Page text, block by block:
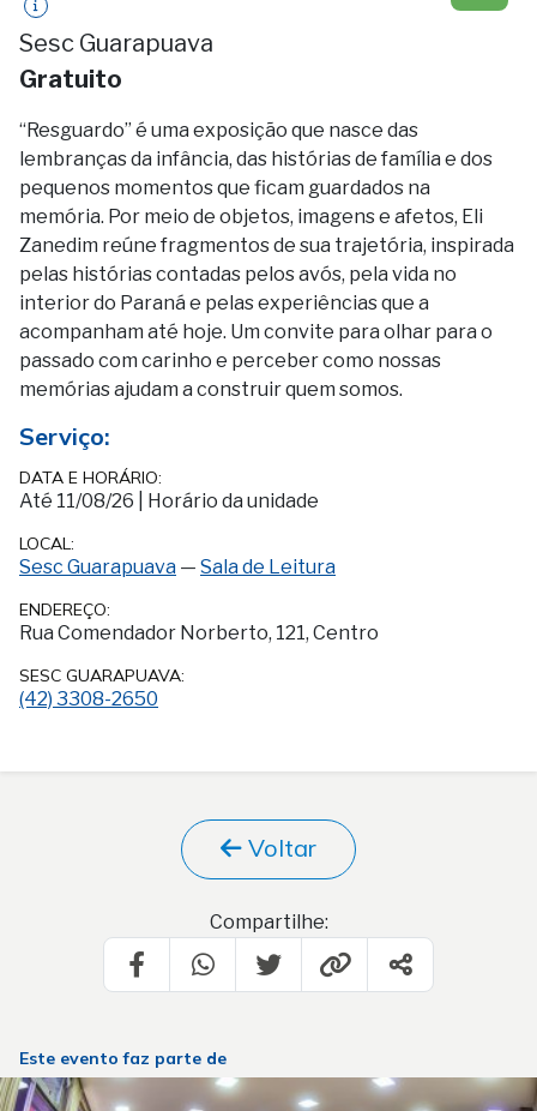
Sesc Guarapuava
Gratuito
“Resguardo” é uma exposição que nasce das
lembranças da infância, das histórias de família e dos
pequenos momentos que ficam guardados na
memória. Por meio de objetos, imagens e afetos, Eli
Zanedim reúne fragmentos de sua trajetória, inspirada
pelas histórias contadas pelos avós, pela vida no
interior do Paraná e pelas experiências que a
acompanham até hoje. Um convite para olhar para o
passado com carinho e perceber como nossas
memórias ajudam a construir quem somos.
Serviço:
DATA E HORÁRIO:
Até 11/08/26 Horário da unidade
LOCAL:
Sesc Guarapuava — Sala de Leitura
ENDEREÇO:
Rua Comendador Norberto, 121, Centro
SESC GUARAPUAVA:
(42) 3308-2650
Voltar
Compartilhe:
Este evento faz parte de